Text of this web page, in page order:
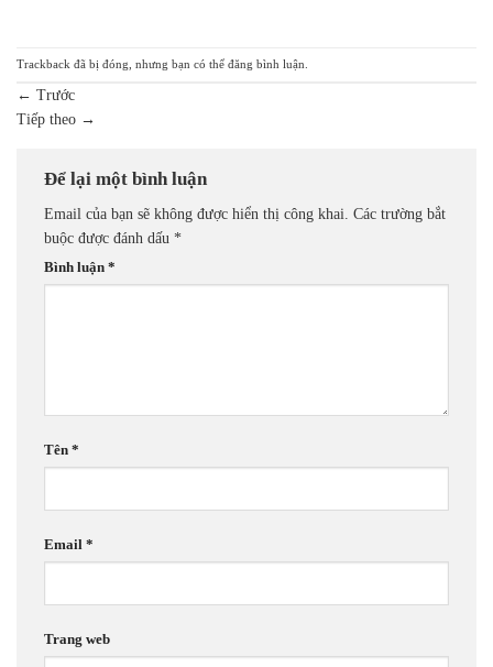
Trackback đã bị đóng, nhưng bạn có thể đăng bình luận
← Trước
Tiếp theo →
Để lại một bình luận
Email của bạn sẽ không được hiển thị công khai. Các trường bắt
buộc được đánh dấu *
Bình luận *
Tên *
Email *
Trang web